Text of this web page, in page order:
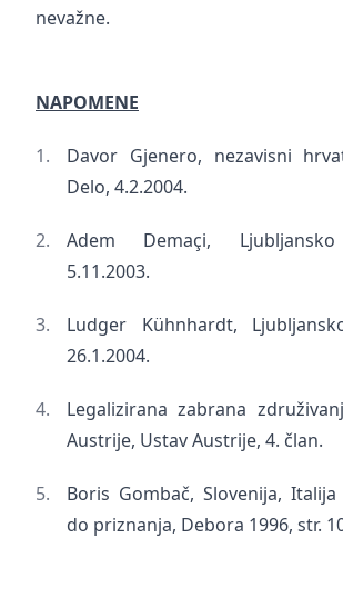
nevažne.
NAPOMENE
Davor Gjenero, nezavisni
Delo, 4.2.2004.
Adem Demaçi, Ljubljansko
5.11.2003.
Ludger Kühnhardt,
26.1.2004.
Legalizirana zabrana
Austrije, Ustav Austrije, 4. član.
Boris Gombač, Slovenija,
do priznanja, Debora 1996, str.